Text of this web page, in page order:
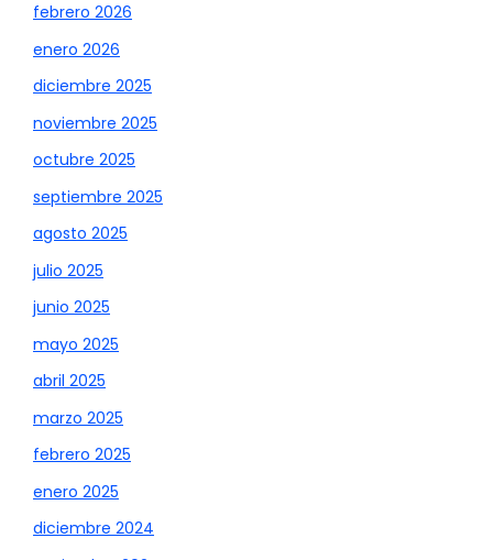
febrero 2026
enero 2026
diciembre 2025
noviembre 2025
octubre 2025
septiembre 2025
agosto 2025
julio 2025
junio 2025
mayo 2025
abril 2025
marzo 2025
febrero 2025
enero 2025
diciembre 2024